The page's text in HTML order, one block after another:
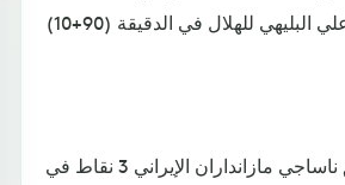
وحصد فريق ناساجي مازانداران الإيراني 3 نقاط في